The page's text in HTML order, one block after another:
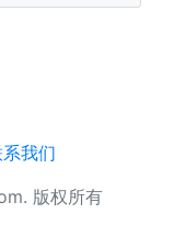
我们
版权所有